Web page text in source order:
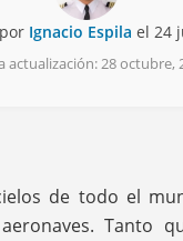
Ignacio Espila el 24
actualización: 28 octubre,
de todo el
Tanto